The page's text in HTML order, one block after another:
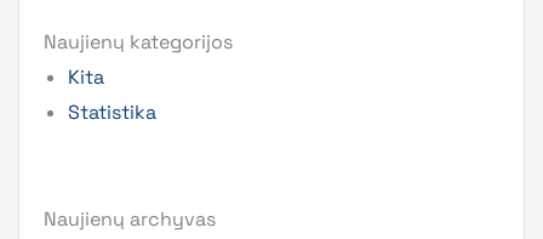
Naujienų kategorijos
Kita
Statistika
Naujienų archyvas